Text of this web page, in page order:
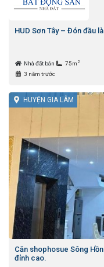
HUD Sơn Tây – Đón đầu
Nhà đất bán 75m 2
3 năm trước
HUYỆN GIA LÂM
Căn shophosue Sông
đỉnh cao.